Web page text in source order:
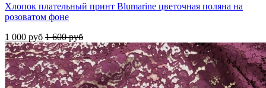
Хлопок плательный принт Blumarine цветочная поляна на
розоватом фоне
1 000 руб 1 600 руб